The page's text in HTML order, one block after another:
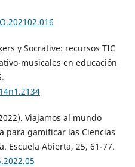
y Socrative: recursos TIC
musicales en educación
Viajamos al mundo
para gamificar las Ciencias
Escuela Abierta, 25, 61-77.